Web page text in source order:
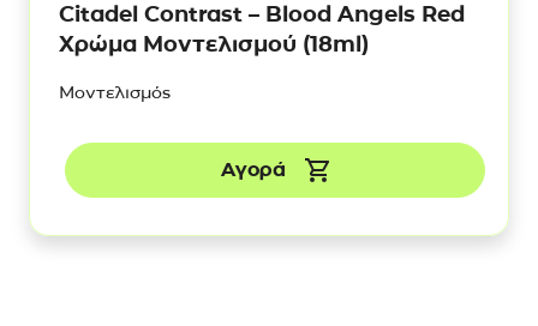
Citadel Contrast – Blood Angels Red
Χρώμα Μοντελισμού (18ml)
Μοντελισμός
Αγορά